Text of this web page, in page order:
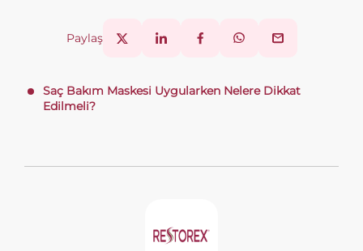
Paylaş
Saç Bakım Maskesi Uygularken Nelere Dikkat
Edilmeli?